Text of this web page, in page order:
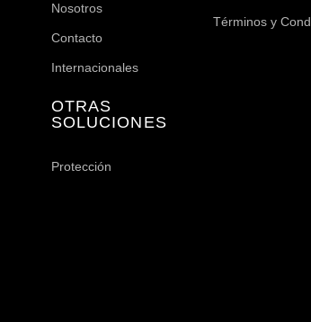
Nosotros
Contacto
Internacionales
OTRAS
SOLUCIONES
Protección
Términos y